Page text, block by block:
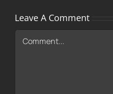
Leave A Comment
Comment